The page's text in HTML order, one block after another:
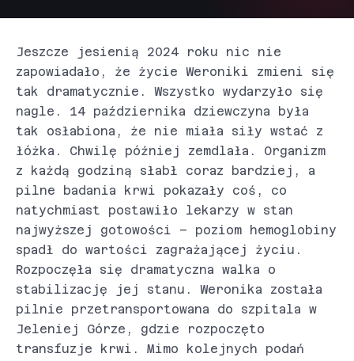
Jeszcze jesienią 2024 roku nic nie
zapowiadało, że życie Weroniki zmieni się
tak dramatycznie. Wszystko wydarzyło się
nagle. 14 października dziewczyna była
tak osłabiona, że nie miała siły wstać z
łóżka. Chwilę później zemdlała. Organizm
z każdą godziną słabł coraz bardziej, a
pilne badania krwi pokazały coś, co
natychmiast postawiło lekarzy w stan
najwyższej gotowości – poziom hemoglobiny
spadł do wartości zagrażającej życiu.
Rozpoczęła się dramatyczna walka o
stabilizację jej stanu. Weronika została
pilnie przetransportowana do szpitala w
Jeleniej Górze, gdzie rozpoczęto
transfuzje krwi. Mimo kolejnych podań